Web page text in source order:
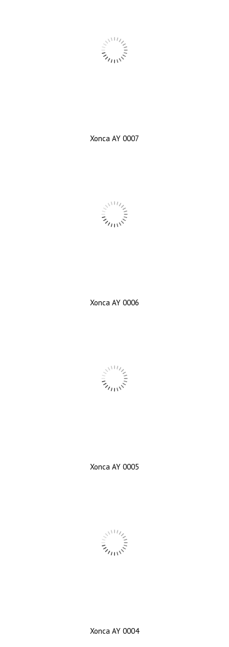
Xonca AY 0007
Xonca AY 0006
Xonca AY 0005
Xonca AY 0004